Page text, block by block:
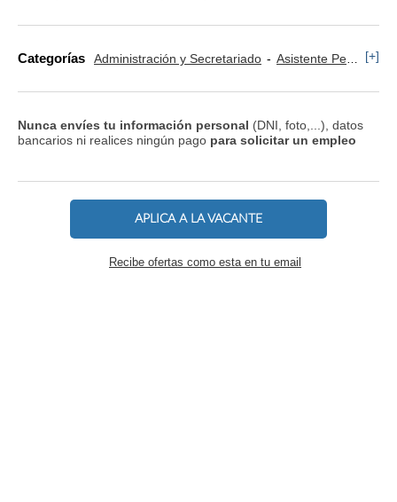
Categorías Administración y Secretariado Asistente Personal [+]
Nunca envíes tu información personal (DNI, foto,...), datos
bancarios ni realices ningún pago para solicitar un empleo
APLICA A LA VACANTE
Recibe ofertas como esta en tu email